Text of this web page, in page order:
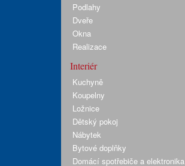
Podlahy
Dveře
Okna
Realizace
Interiér
Kuchyně
Koupelny
Ložnice
Dětský pokoj
Nábytek
Bytové doplňky
Domácí spotřebiče a elektronika